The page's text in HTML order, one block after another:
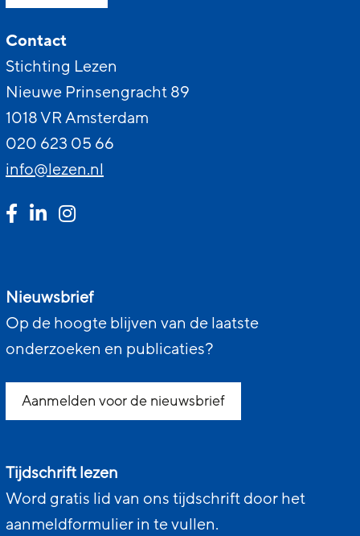
Contact
Stichting Lezen
Nieuwe Prinsengracht 89
1018 VR Amsterdam
020 623 05 66
info@lezen.nl
Nieuwsbrief
Op de hoogte blijven van de laatste
onderzoeken en publicaties?
Aanmelden voor de nieuwsbrief
Tijdschrift lezen
Word gratis lid van ons tijdschrift door het
aanmeldformulier in te vullen.